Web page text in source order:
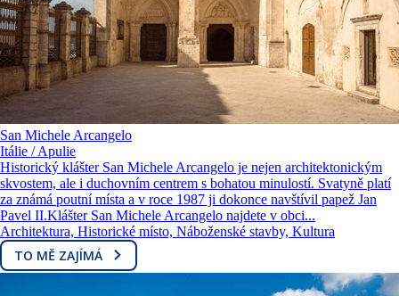
San Michele Arcangelo
Itálie / Apulie
Historický klášter San Michele Arcangelo je nejen architektonickým
skvostem, ale i duchovním centrem s bohatou minulostí. Svatyně platí
za známá poutní místa a v roce 1987 ji dokonce navštívil papež Jan
Pavel II.Klášter San Michele Arcangelo najdete v obci...
Architektura, Historické místo, Náboženské stavby, Kultura
TO MĚ ZAJÍMÁ